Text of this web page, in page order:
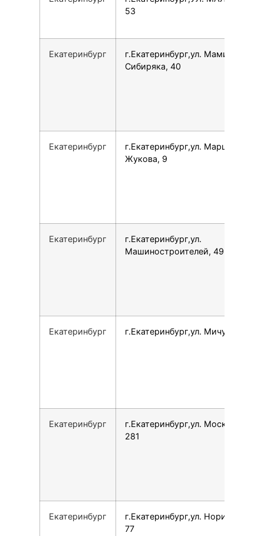
53
Екатеринбург
г.Екатеринбург,ул. Мамина-
Сибиряка, 40
Екатеринбург
г.Екатеринбург,ул. Маршала
Жукова, 9
Екатеринбург
г.Екатеринбург,ул.
Машиностроителей, 49
Екатеринбург г.Екатеринбург,ул. Мичурина, 47
Екатеринбург
г.Екатеринбург,ул. Московская,
281
Екатеринбург
г.Екатеринбург,ул. Норильская,
77